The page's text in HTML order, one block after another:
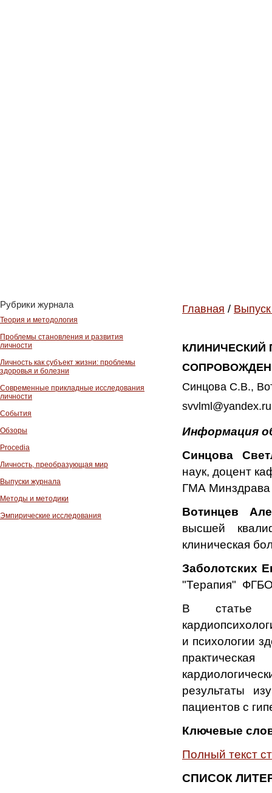
Рубрики журнала
Теория и методология
Проблемы становления и развития
личности
Личность как субъект жизни: проблемы
здоровья и болезни
Современные прикладные исследования
личности
События
Обзоры
Procedia
Личность, преобразующая мир
Выпуски журнала
Методы и методики
Эмпирические исследования
Главная /
КЛИНИЧЕСКИЙ
Синцова С.В.,
svvlml@yandex.ru
Информация
Синцова
наук, доцент
ГМА Минздрава
Вотинцев
высшей
клиническая
Заболотских
"Терапия"
В статье
и психологии
результаты
пациентов с
Ключевые
Полный текст
СПИСОК